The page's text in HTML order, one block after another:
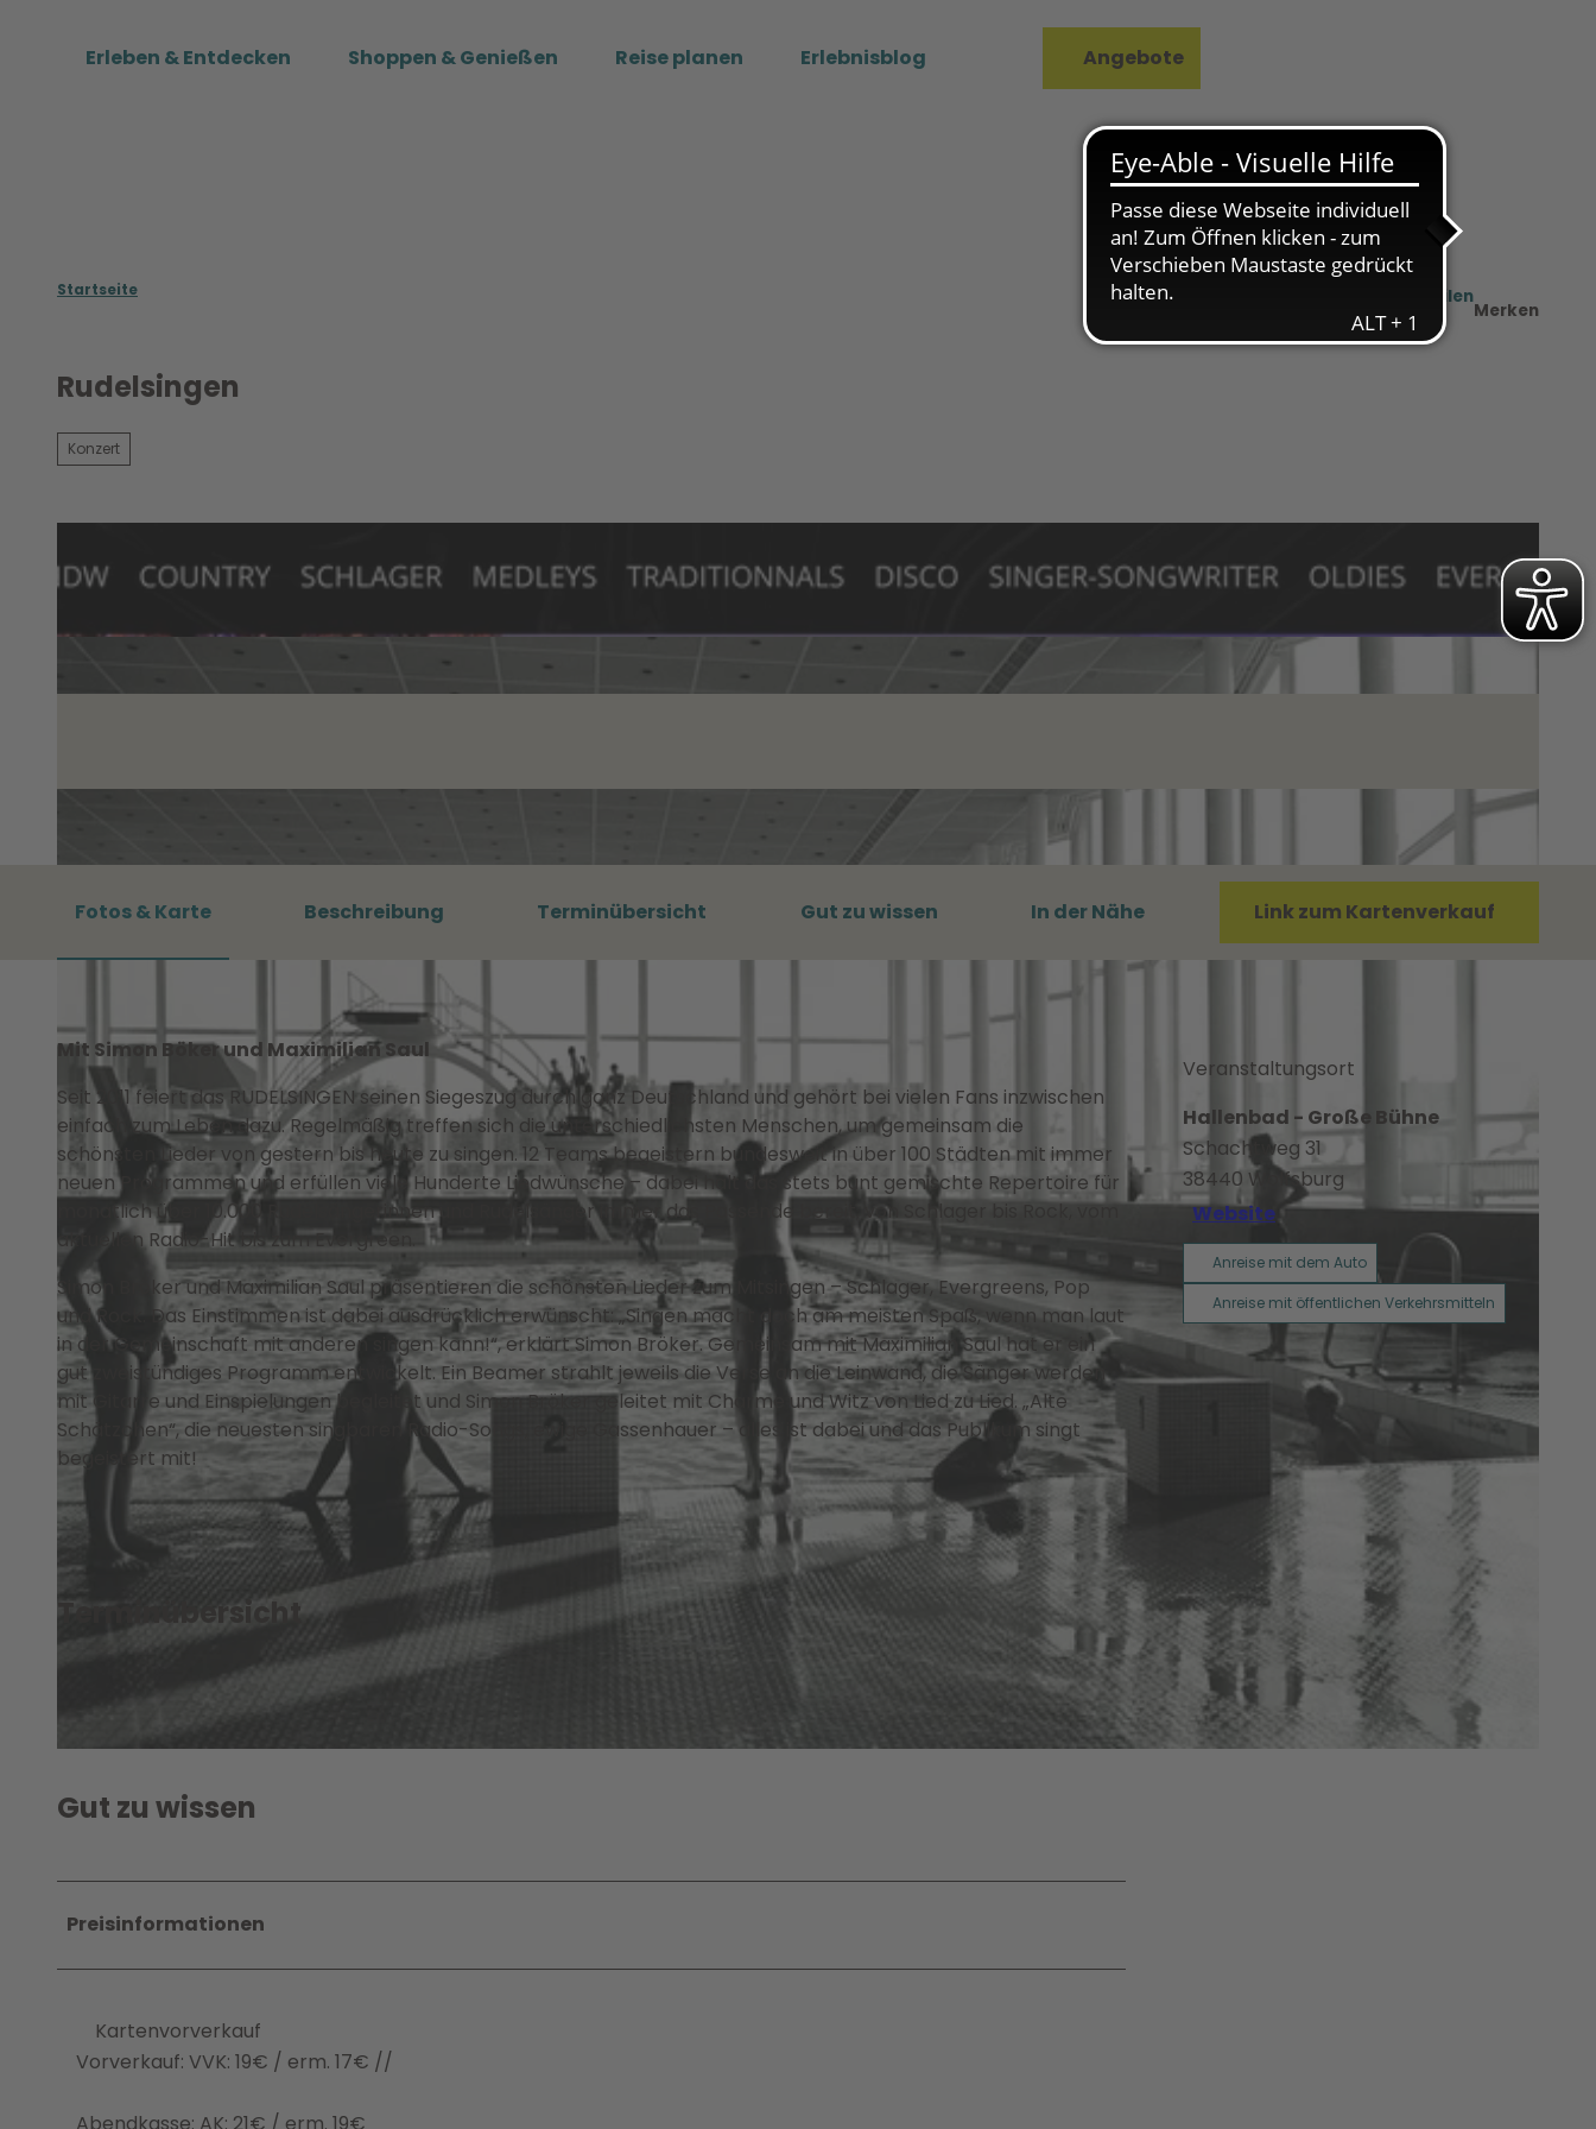
Erleben & Entdecken Shoppen & Genießen Reise planen Erlebnisblog Angebote
Startseite
PDF
Teilen
Merken
Rudelsingen
Konzert
Fotos & Karte Beschreibung Terminübersicht Gut zu wissen In der Nähe Link zum Kartenverkauf
Mit Simon Böker und Maximilian Saul
Seit 2011 feiert das RUDELSINGEN seinen Siegeszug durch ganz Deutschland und gehört bei vielen Fans inzwischen
einfach zum Leben dazu. Regelmäßig treffen sich die unterschiedlichsten Menschen, um gemeinsam die
schönsten Lieder von gestern bis heute zu singen. 12 Teams begeistern bundesweit in über 100 Städten mit immer
neuen Programmen und erfüllen viele Hunderte Liedwünsche – dabei hält das stets bunt gemischte Repertoire für
monatlich über 10.000 Rudelsängerinnen und Rudelsänger immer das Passende bereit, von Schlager bis Rock, vom
aktuellen Radio-Hit bis zum Evergreen.
Simon Bröker und Maximilian Saul präsentieren die schönsten Lieder zum Mitsingen – Schlager, Evergreens, Pop
und Rock. Das Einstimmen ist dabei ausdrücklich erwünscht: „Singen macht doch am meisten Spaß, wenn man laut
in der Gemeinschaft mit anderen singen kann!“, erklärt Simon Bröker. Gemeinsam mit Maximilian Saul hat er ein
gut zweistündiges Programm entwickelt. Ein Beamer strahlt jeweils die Verse an die Leinwand, die Sänger werden
mit Gitarre und Einspielungen begleitet und Simon Bröker geleitet mit Charme und Witz von Lied zu Lied. „Alte
Schätzchen“, die neuesten singbaren Radio-Songs, ewige Gassenhauer – alles ist dabei und das Publikum singt
begeistert mit!
Terminübersicht
Gut zu wissen
Preisinformationen
Kartenvorverkauf
Vorverkauf: VVK: 19€ / erm. 17€ //
Veranstaltungsort
Hallenbad - Große Bühne
Schachtweg 31
38440 Wolfsburg
Website
Anreise mit dem Auto
Anreise mit öffentlichen Verkehrsmitteln